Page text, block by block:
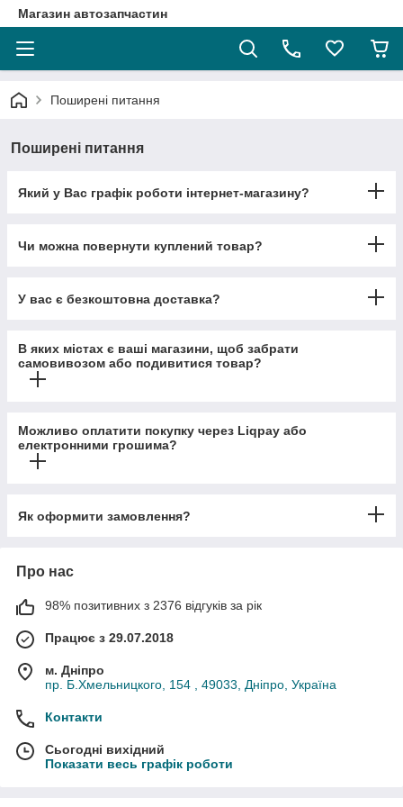
Магазин автозапчастин
Поширені питання
Поширені питання
Який у Вас графік роботи інтернет-магазину?
Чи можна повернути куплений товар?
У вас є безкоштовна доставка?
В яких містах є ваші магазини, щоб забрати
самовивозом або подивитися товар?
Можливо оплатити покупку через Liqpay або
електронними грошима?
Як оформити замовлення?
Про нас
98% позитивних з 2376 відгуків за рік
Працює з 29.07.2018
м. Дніпро
пр. Б.Хмельницкого, 154 , 49033, Дніпро, Україна
Контакти
Сьогодні вихідний
Показати весь графік роботи